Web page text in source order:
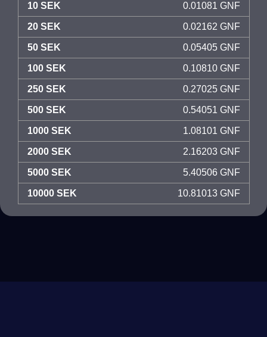
10 SEK 0.01081 GNF
20 SEK 0.02162 GNF
50 SEK 0.05405 GNF
100 SEK 0.10810 GNF
250 SEK 0.27025 GNF
500 SEK 0.54051 GNF
1000 SEK 1.08101 GNF
2000 SEK 2.16203 GNF
5000 SEK 5.40506 GNF
10000 SEK 10.81013 GNF